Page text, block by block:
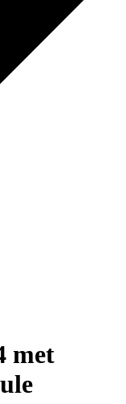
met